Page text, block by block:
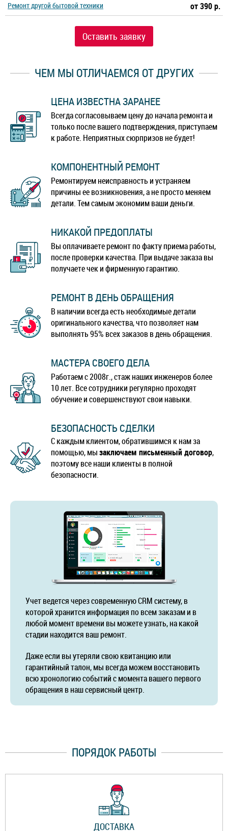
Ремонт другой бытовой техники от 390 р.
Оставить заявку
ЧЕМ МЫ ОТЛИЧАЕМСЯ ОТ ДРУГИХ
ЦЕНА ИЗВЕСТНА ЗАРАНЕЕ
Всегда согласовываем цену до начала ремонта и
только после вашего подтверждения, приступаем
к работе. Неприятных сюрпризов не будет!
КОМПОНЕНТНЫЙ РЕМОНТ
Ремонтируем неисправность и устраняем
причины ее возникновения, а не просто меняем
детали. Тем самым экономим ваши деньги.
НИКАКОЙ ПРЕДОПЛАТЫ
Вы оплачиваете ремонт по факту приема работы,
после проверки качества. При выдаче заказа вы
получаете чек и фирменную гарантию.
РЕМОНТ В ДЕНЬ ОБРАЩЕНИЯ
В наличии всегда есть необходимые детали
оригинального качества, что позволяет нам
выполнять 95% всех заказов в день обращения.
МАСТЕРА СВОЕГО ДЕЛА
Работаем с 2008г., стаж наших инженеров более
10 лет. Все сотрудники регулярно проходят
обучение и совершенствуют свои навыки.
БЕЗОПАСНОСТЬ СДЕЛКИ
С каждым клиентом, обратившимся к нам за
помощью, мызаключаем письменный договор,
поэтому все наши клиенты в полной
безопасности.
Учет ведется через современную CRM систему, в
которой хранится информация по всем заказам и в
любой момент времени вы можете узнать, на какой
стадии находится ваш ремонт.
Даже если вы утеряли свою квитанцию или
гарантийный талон, мы всегда можем восстановить
всю хронологию событий с момента вашего первого
обращения в наш сервисный центр.
ПОРЯДОК РАБОТЫ
ДОСТАВКА